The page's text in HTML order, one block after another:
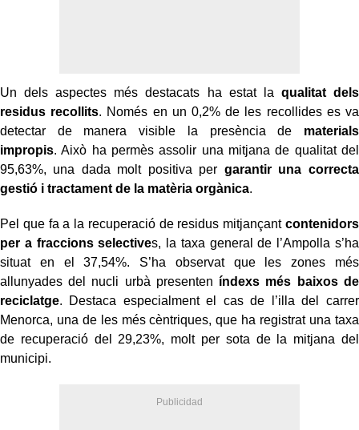
Un dels aspectes més destacats ha estat la qualitat dels
residus recollits. Només en un 0,2% de les recollides es va
detectar de manera visible la presència de materials
impropis. Això ha permès assolir una mitjana de qualitat del
95,63%, una dada molt positiva per garantir una correcta
gestió i tractament de la matèria orgànica.
Pel que fa a la recuperació de residus mitjançantcontenidors
per a fraccions selectives, la taxa general de l’Ampolla s’ha
situat en el 37,54%. S’ha observat que les zones més
allunyades del nucli urbà presenten índexs més baixos de
reciclatge. Destaca especialment el cas de l’illa del carrer
Menorca, una de les més cèntriques, que ha registrat una taxa
de recuperació del 29,23%, molt per sota de la mitjana del
municipi.